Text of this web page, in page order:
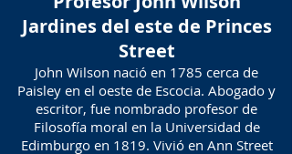
Jardines del este de Princes
Street
John Wilson nació en 1785 cerca de
Paisley en el oeste de Escocia. Abogado y
escritor, fue nombrado profesor de
Filosofía moral en la Universidad de
Edimburgo en 1819. Vivió en Ann Street